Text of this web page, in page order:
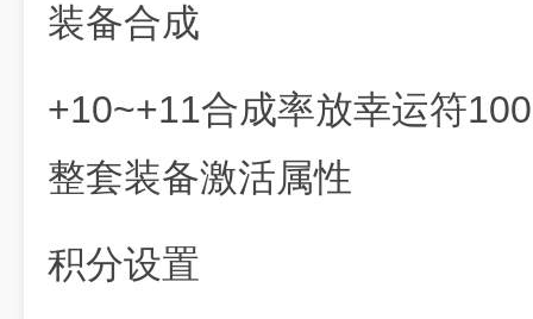
装备合成
+10~+11合成率放幸运符
整套装备激活属性
积分设置